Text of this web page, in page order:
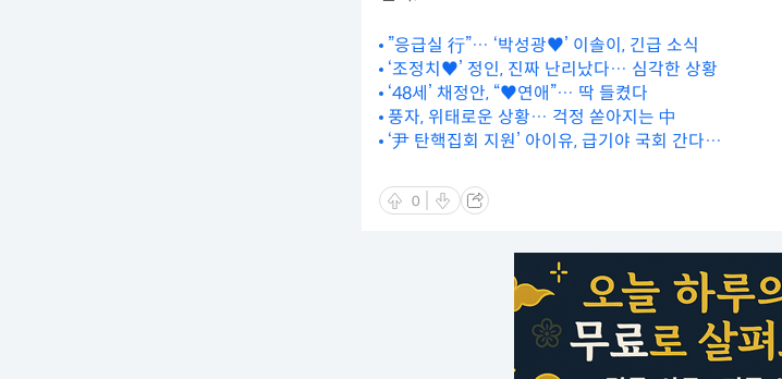
”응급실 行”… ‘박성광♥’ 이솔이, 긴급 소식
‘조정치♥’ 정인, 진짜 난리났다… 심각한 상황
‘48세’ 채정안, “♥연애”… 딱 들켰다
풍자, 위태로운 상황… 걱정 쏟아지는 中
‘尹 탄핵집회 지원’ 아이유, 급기야 국회 간다…
0